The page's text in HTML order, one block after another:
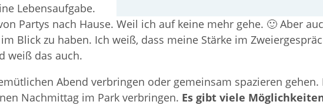
Lebensaufgabe.
Partys nach Hause. Weil ich auf keine mehr gehe. 🙂 Aber
Blick zu haben. Ich weiß, dass meine Stärke im
weiß das auch.
Abend verbringen oder gemeinsam spazieren
Nachmittag im Park verbringen. Es gibt viele